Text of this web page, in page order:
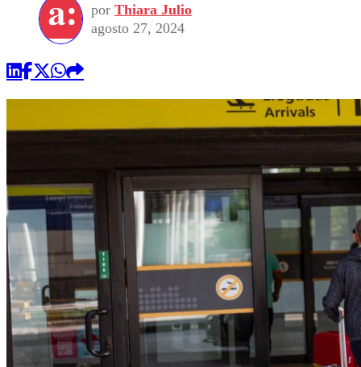
por Thiara Julio
agosto 27, 2024